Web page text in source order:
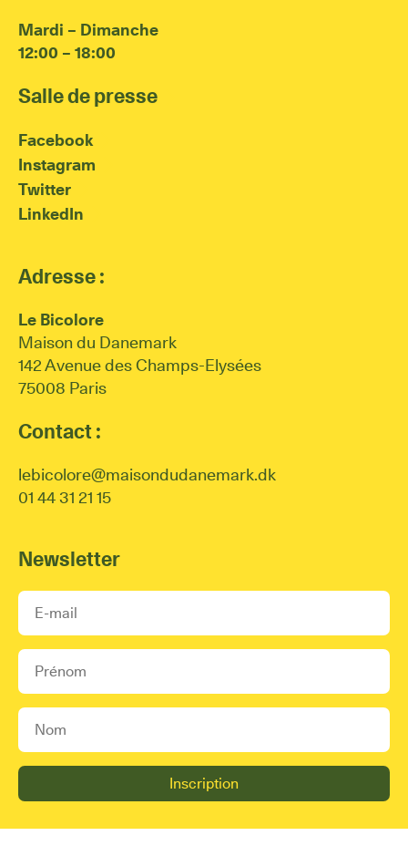
Mardi – Dimanche
12:00 – 18:00
Salle de presse
Facebook
Instagram
Twitter
LinkedIn
Adresse :
Le Bicolore
Maison du Danemark
142 Avenue des Champs-Elysées
75008 Paris
Contact :
lebicolore@maisondudanemark.dk
01 44 31 21 15
Newsletter